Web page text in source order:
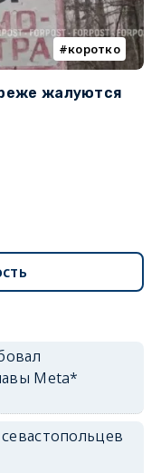
коротко
жалуются
Meta*